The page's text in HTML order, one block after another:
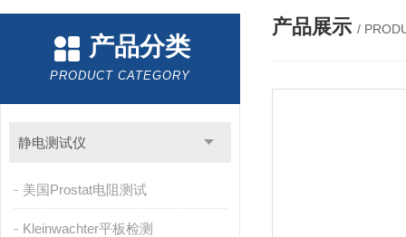
产品分类
PRODUCT CATEGORY
静电测试仪
美国Prostat电阻测试
Kleinwachter平板检测
产品展示 /